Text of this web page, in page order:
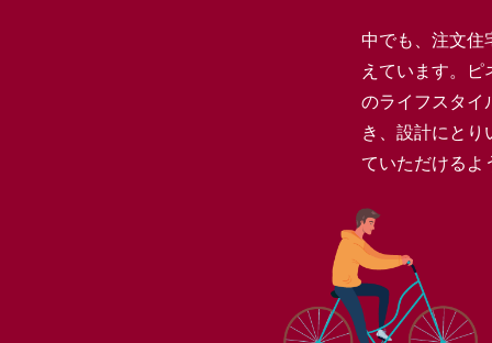
中でも、注文住
えています。
のライフスタイ
き、設計にとり
ていただけるよ